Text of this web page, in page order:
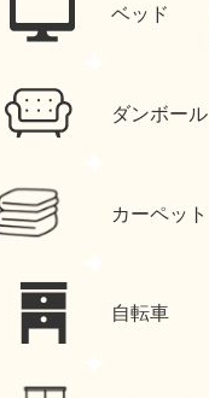
ベッド
ダンボール
カーペット
自転車